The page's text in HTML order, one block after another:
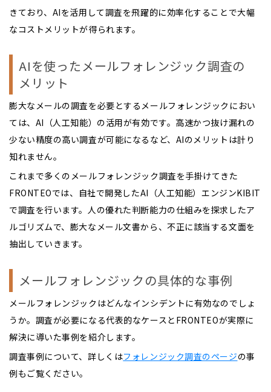
きており、AIを活用して調査を飛躍的に効率化することで大幅
なコストメリットが得られます。
AIを使ったメールフォレンジック調査の
メリット
膨大なメールの調査を必要とするメールフォレンジックにおい
ては、AI（人工知能）の活用が有効です。高速かつ抜け漏れの
少ない精度の高い調査が可能になるなど、AIのメリットは計り
知れません。
これまで多くのメールフォレンジック調査を手掛けてきた
FRONTEOでは、自社で開発したAI（人工知能）エンジンKIBIT
で調査を行います。人の優れた判断能力の仕組みを探求したア
ルゴリズムで、膨大なメール文書から、不正に該当する文面を
抽出していきます。
メールフォレンジックの具体的な事例
メールフォレンジックはどんなインシデントに有効なのでしょ
うか。調査が必要になる代表的なケースとFRONTEOが実際に
解決に導いた事例を紹介します。
調査事例について、詳しくはフォレンジック調査のページの事
例もご覧ください。